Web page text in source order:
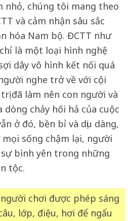
nhỏ, chúng tôi mang theo
và cảm nhận sâu sắc
hóa Nam bộ. ĐCTT như
là một loại hình nghệ
dây vô hình kết nối quá
nghe trở về với cội
đã làm nên con người và
dòng chảy hối hả của cuộc
ở đó, bền bỉ và dịu dàng,
sống chậm lại, người
bình yên trong những
tộc.
chơi được phép sáng
lớp, điệu, hơi để ngẩu